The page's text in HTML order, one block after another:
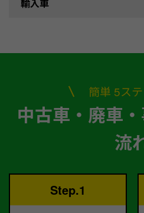
輸入車
簡単 5ステ
中古車・廃車
流
Step.1